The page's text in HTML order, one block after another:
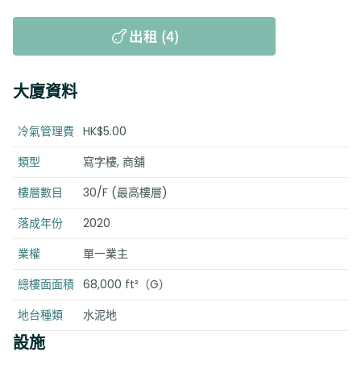
出租 (4)
大廈資料
冷氣管理費 HK$5.00
類型
寫字樓, 商舖
樓層數目
30/F (最高樓層)
落成年份
2020
業權
單一業主
總樓面面積 68,000 ft²（G）
地台種類
水泥地
設施